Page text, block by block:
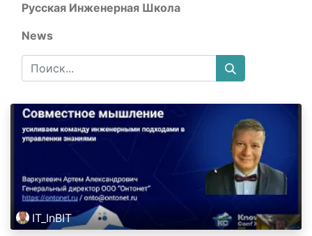
Русская Инженерная Школа
News
IT_InBIT